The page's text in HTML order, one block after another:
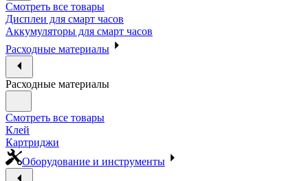
Смотреть все товары
Дисплеи для смарт часов
Аккумуляторы для смарт часов
Расходные материалы
Расходные материалы
Смотреть все товары
Клей
Картриджи
Оборудование и инструменты